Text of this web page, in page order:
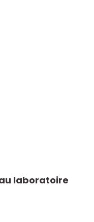
laboratoire